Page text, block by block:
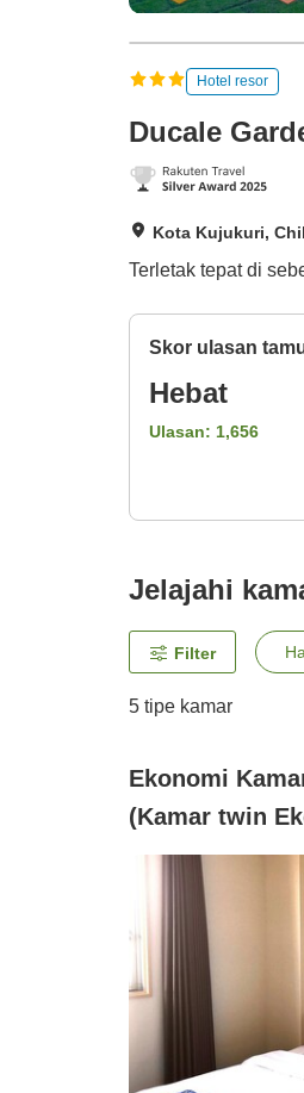
Hotel resor
Ducale
Kota Kujukuri,
Terletak tepat di
Skor ulasan
Hebat
Ulasan: 1,656
Jelajahi
Filter
5 tipe kamar
Ekonomi
(Kamar twin
peliharaan